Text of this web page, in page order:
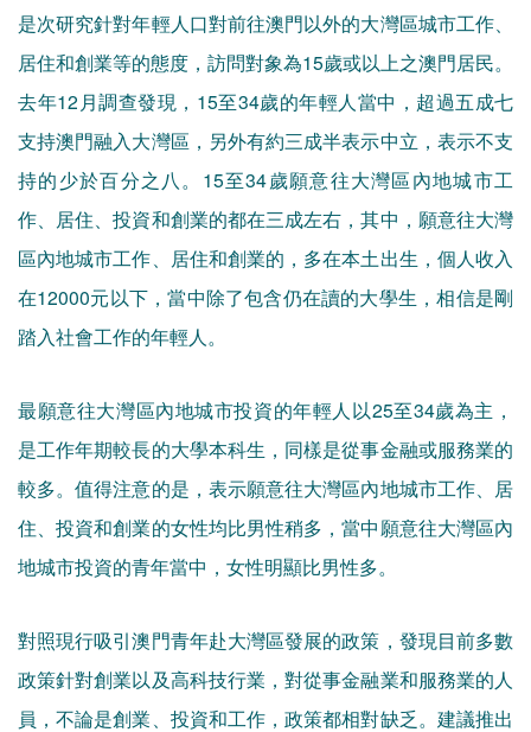
是次研究針對年輕人口對前往澳門以外的大灣區城市工作、
居住和創業等的態度，訪問對象為15歲或以上之澳門居民。
去年12月調查發現，15至34歲的年輕人當中，超過五成七
支持澳門融入大灣區，另外有約三成半表示中立，表示不支
持的少於百分之八。15至34歲願意往大灣區內地城市工
作、居住、投資和創業的都在三成左右，其中，願意往大灣
區內地城市工作、居住和創業的，多在本土出生，個人收入
在12000元以下，當中除了包含仍在讀的大學生，相信是剛
踏入社會工作的年輕人。
最願意往大灣區內地城市投資的年輕人以25至34歲為主，
是工作年期較長的大學本科生，同樣是從事金融或服務業的
較多。值得注意的是，表示願意往大灣區內地城市工作、居
住、投資和創業的女性均比男性稍多，當中願意往大灣區內
地城市投資的青年當中，女性明顯比男性多。
對照現行吸引澳門青年赴大灣區發展的政策，發現目前多數
政策針對創業以及高科技行業，對從事金融業和服務業的人
員，不論是創業、投資和工作，政策都相對缺乏。建議推出